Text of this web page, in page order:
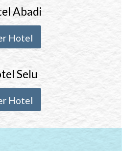
Abadi
Hotel
Selu
Hotel